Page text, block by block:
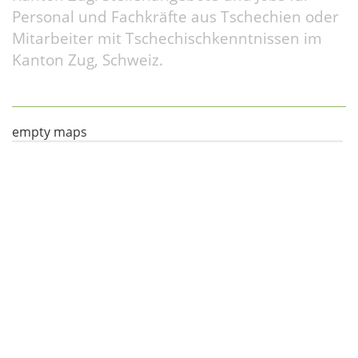
Personal und Fachkräfte aus Tschechien oder
Mitarbeiter mit Tschechischkenntnissen im
Kanton Zug, Schweiz.
empty maps